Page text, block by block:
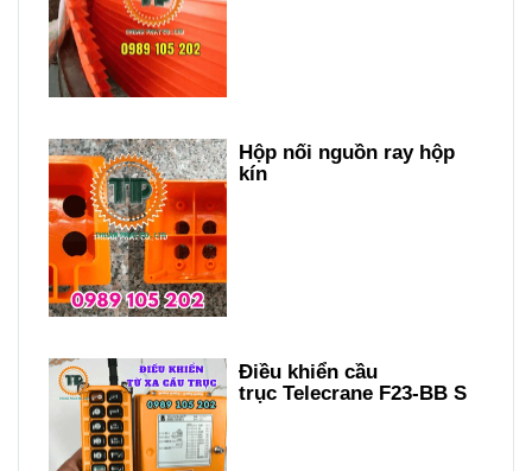
Hộp nối nguồn ray hộp
kín
Điều khiển cầu
trục Telecrane F23-BB S